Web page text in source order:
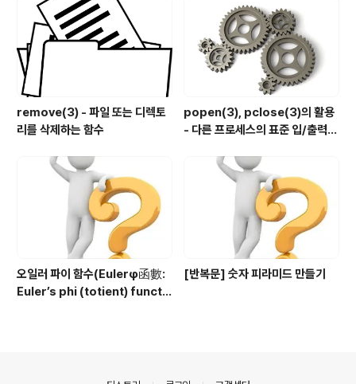
remove(3) - 파일 또는 디렉토
리를 삭제하는 함수
popen(3), pclose(3)의 활용
- 다른 프로세스의 표준 입/출력
오일러 파이 함수(Eulerφ函數:
Euler’s phi (totient) functi
[반복문] 숫자 피라미드 만들기